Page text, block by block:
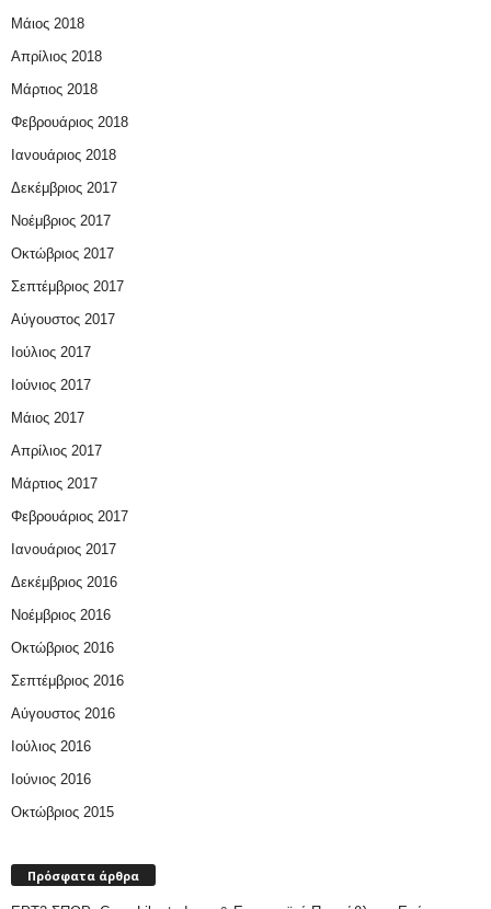
Μάιος 2018
Απρίλιος 2018
Μάρτιος 2018
Φεβρουάριος 2018
Ιανουάριος 2018
Δεκέμβριος 2017
Νοέμβριος 2017
Οκτώβριος 2017
Σεπτέμβριος 2017
Αύγουστος 2017
Ιούλιος 2017
Ιούνιος 2017
Μάιος 2017
Απρίλιος 2017
Μάρτιος 2017
Φεβρουάριος 2017
Ιανουάριος 2017
Δεκέμβριος 2016
Νοέμβριος 2016
Οκτώβριος 2016
Σεπτέμβριος 2016
Αύγουστος 2016
Ιούλιος 2016
Ιούνιος 2016
Οκτώβριος 2015
Πρόσφατα άρθρα